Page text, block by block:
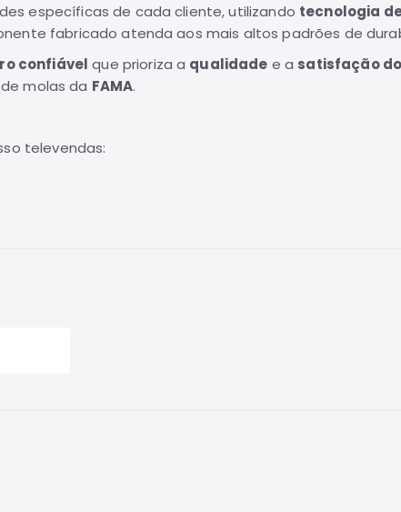
específicas de cada cliente, utilizando tecnologia
fabricado atenda aos mais altos padrões de
confiável que prioriza a qualidade e a satisfação
molas da FAMA.
televendas: